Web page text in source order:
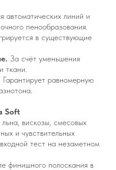
автоматических линий и
пенообразования.
в существующие
За счёт уменьшения
ткани.
Гарантирует равномерную
Soft
вискозы, смесовых
и чувствительных
тест на незаметном
финишного полоскания в